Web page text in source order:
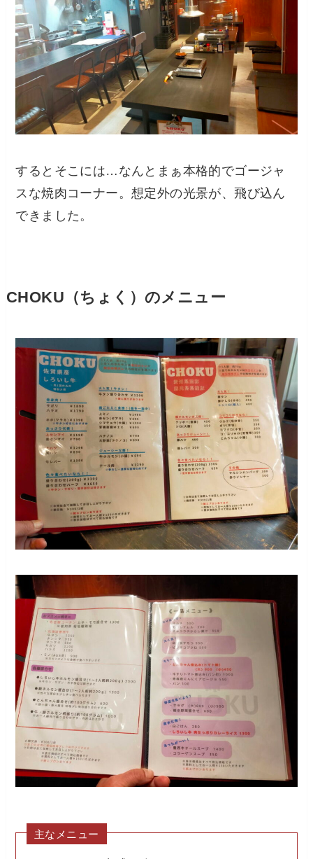
するとそこには…なんとまぁ本格的でゴージャ
スな焼肉コーナー。想定外の光景が、飛び込ん
できました。
CHOKU（ちょく）のメニュー
主なメニュー